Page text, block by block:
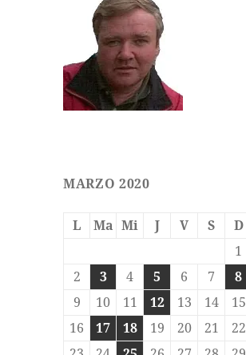
MARZO 2020
L Ma Mi J V S
D
1
2
3 4 5 6 7
8
9
10 11 12 13 14
15
16
17 18 19 20 21
22